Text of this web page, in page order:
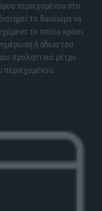
περιεχομένου στο
το δικαίωμα να
το οποίο κρίνει
ή άδεια του
προληπτικό μέτρο
περιεχομένου.